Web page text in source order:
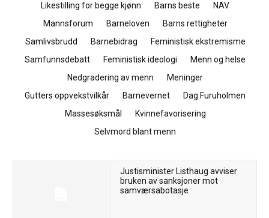
Likestilling for begge kjønn
Barns beste
NAV
Mannsforum
Barneloven
Barns rettigheter
Samlivsbrudd
Barnebidrag
Feministisk ekstremisme
Samfunnsdebatt
Feministisk ideologi
Menn og helse
Nedgradering av menn
Meninger
Gutters oppvekstvilkår
Barnevernet
Dag Furuholmen
Massesøksmål
Kvinnefavorisering
Selvmord blant menn
Justisminister Listhaug avviser
bruken av sanksjoner mot
samværsabotasje